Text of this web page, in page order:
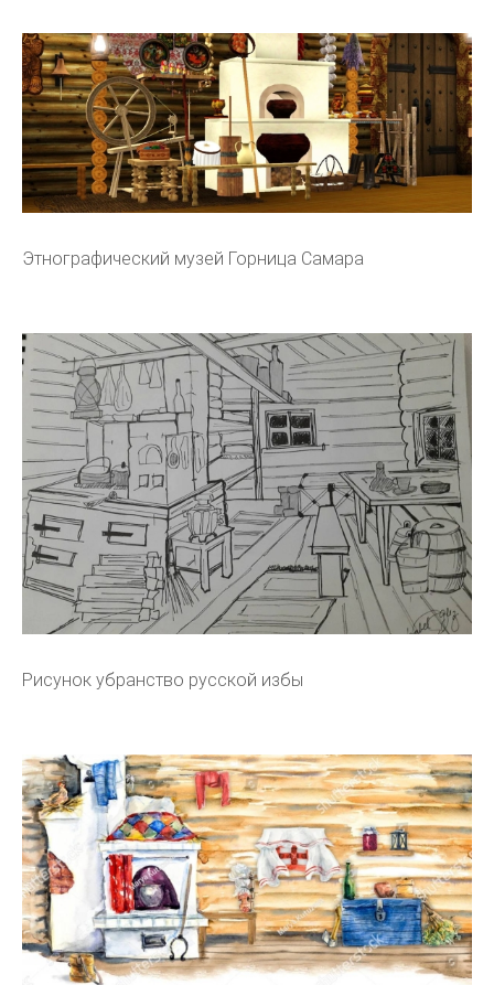
Этнографический музей Горница Самара
Рисунок убранство русской избы